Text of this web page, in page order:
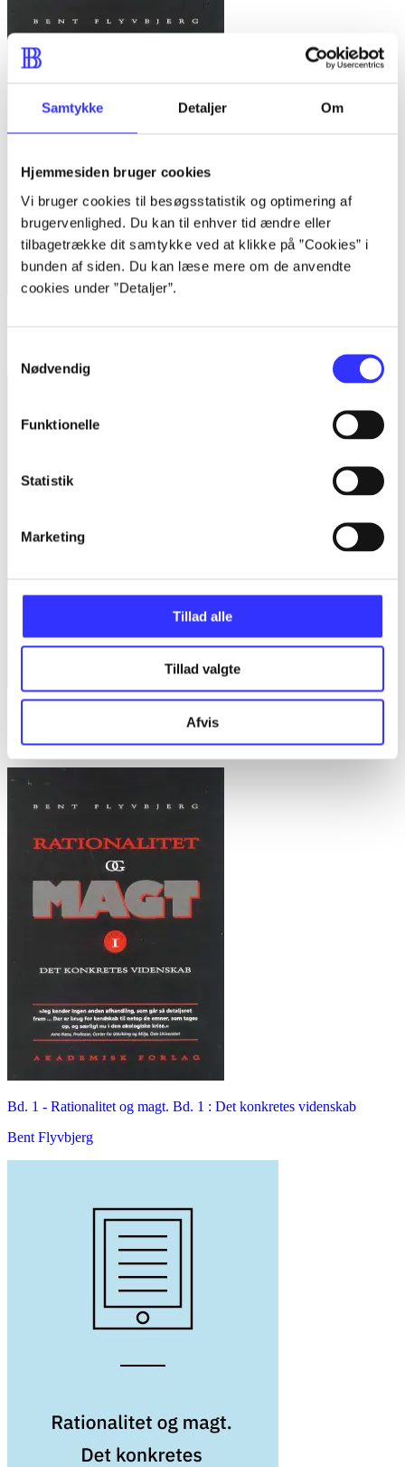
Samtykke Detaljer Om
Hjemmesiden bruger cookies
Vi bruger cookies til besøgsstatistik og optimering af
brugervenlighed. Du kan til enhver tid ændre eller
tilbagetrække dit samtykke ved at klikke på ”Cookies” i
bunden af siden. Du kan læse mere om de anvendte
cookies under ”Detaljer”.
Nødvendig
Funktionelle
Statistik
Marketing
Tillad alle
Tillad valgte
Afvis
Rationalitet og magt. Bd. 1 : Det konkretes videnskab
Bent Flyvbjerg
Bd. 1 - Rationalitet og magt. Bd. 1 : Det konkretes videnskab
Bent Flyvbjerg